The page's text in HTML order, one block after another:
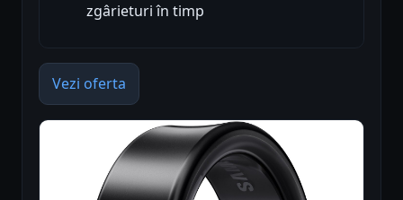
zgârieturi în timp
Vezi oferta